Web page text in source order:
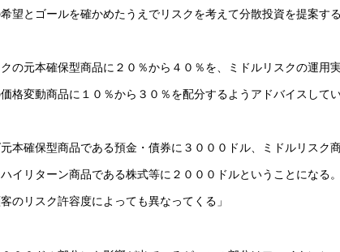
望とゴールを確かめたうえでリスクを考えて分散投資を提案す
の元本確保型商品に２０％から４０％を、ミドルリスクの運用
変動商品に１０％から３０％を配分するようアドバイスしてい
本確保型商品である預金・債券に３０００ドル、ミドルリスク
リターン商品である株式等に２０００ドルということになる。
のリスク許容度によっても異なってくる」